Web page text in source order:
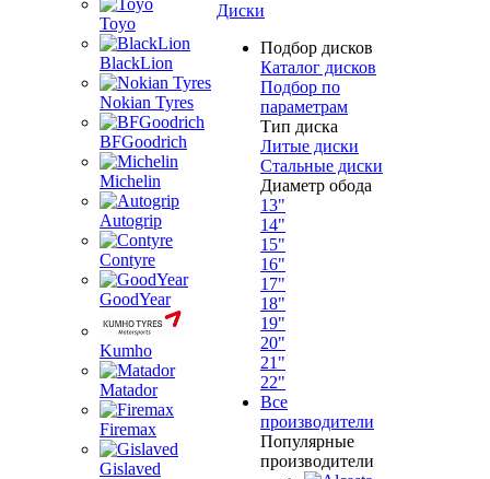
Toyo
BlackLion
Nokian Tyres
BFGoodrich
Michelin
Autogrip
Contyre
GoodYear
Kumho
Matador
Firemax
Gislaved
Диски
Подбор дисков
Каталог дисков
Подбор по
параметрам
Тип диска
Литые диски
Стальные диски
Диаметр обода
13"
14"
15"
16"
17"
18"
19"
20"
21"
22"
Все
производители
Популярные
производители